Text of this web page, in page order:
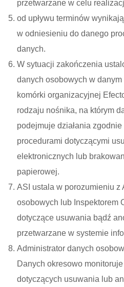
przetwarzane w celu
od upływu terminów
w odniesieniu do danego
danych.
W sytuacji zakończenia
danych osobowych w
komórki organizacyjnej
rodzaju nośnika, na którym
podejmuje działania
procedurami dotyczącymi
elektronicznych lub
papierowej.
ASI ustala w porozumieniu z
osobowych lub Inspektorem
dotyczące usuwania bądź
przetwarzane w systemie
Administrator danych
Danych okresowo
dotyczących usuwania lub